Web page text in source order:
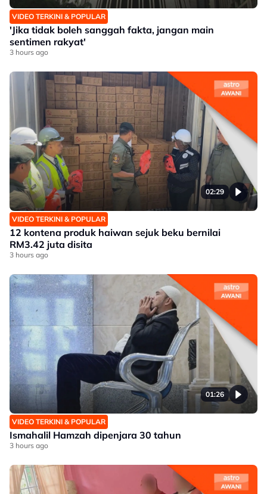
VIDEO TERKINI & POPULAR
'Jika tidak boleh sanggah fakta, jangan main
sentimen rakyat'
3 hours ago
02:29
VIDEO TERKINI & POPULAR
12 kontena produk haiwan sejuk beku bernilai
RM3.42 juta disita
3 hours ago
01:26
VIDEO TERKINI & POPULAR
Ismahalil Hamzah dipenjara 30 tahun
3 hours ago